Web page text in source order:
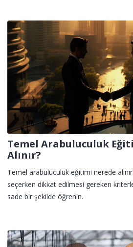
Temel Arabuluculuk
Alınır?
Temel arabuluculuk eğitimi nerede
seçerken dikkat edilmesi gereken
sade bir şekilde öğrenin.